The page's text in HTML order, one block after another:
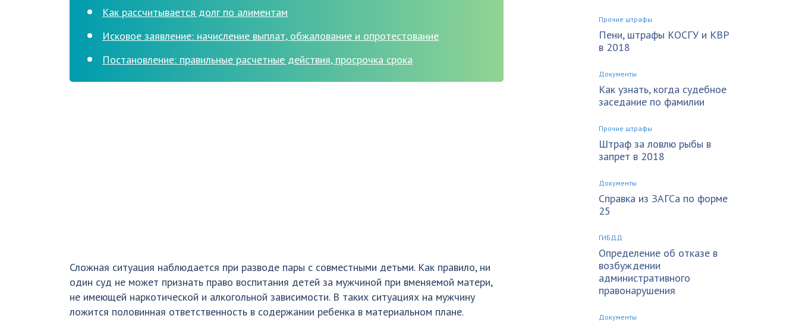
Как рассчитывается долг по алиментам
Исковое заявление: начисление выплат, обжалование и опротестование
Постановление: правильные расчетные действия, просрочка срока
Сложная ситуация наблюдается при разводе пары с совместными детьми. Как правило, ни
один суд не может признать право воспитания детей за мужчиной при вменяемой матери,
не имеющей наркотической и алкогольной зависимости. В таких ситуациях на мужчину
ложится половинная ответственность в содержании ребенка в материальном плане.
Прочие штрафы
Пени, штрафы КОСГУ и КВР
в 2018
Документы
Как узнать, когда судебное
заседание по фамилии
Прочие штрафы
Штраф за ловлю рыбы в
запрет в 2018
Документы
Справка из ЗАГСа по форме
25
ГИБДД
Определение об отказе в
возбуждении
административного
правонарушения
Документы